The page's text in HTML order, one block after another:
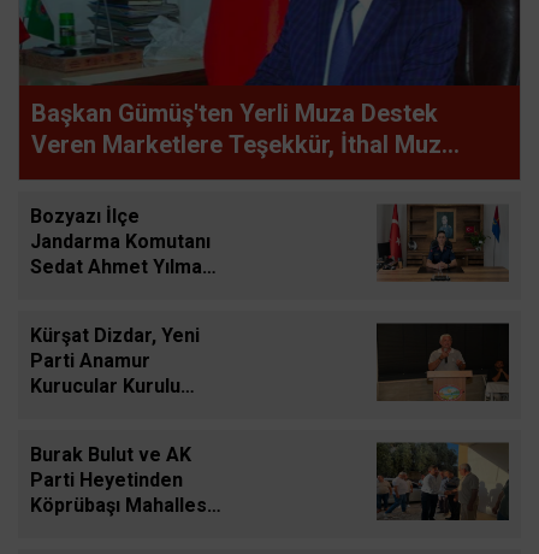
Başkan Gümüş'ten Yerli Muza Destek
Veren Marketlere Teşekkür, İthal Muz
Satan Zincirlere Boykot Çağrısı
Bozyazı İlçe
Jandarma Komutanı
Sedat Ahmet Yılmaz
Kürşat Dizdar, Yeni
Parti Anamur
Kurucular Kurulu
Burak Bulut ve AK
Parti Heyetinden
Köprübaşı Mahallesi